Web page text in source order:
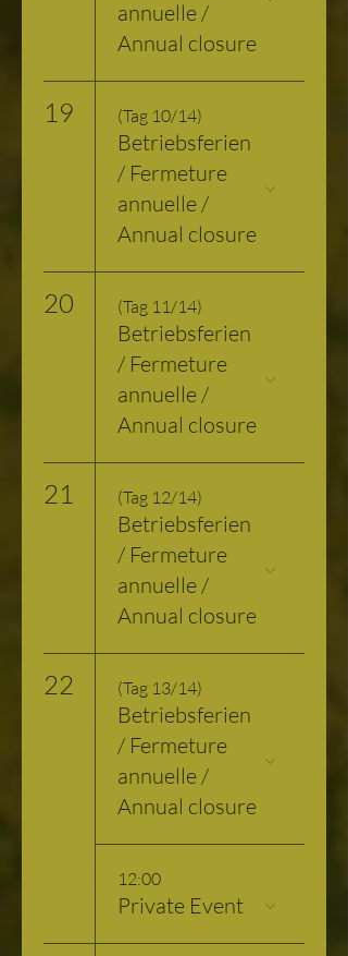
annuelle /
Annual closure
19 (Tag 10/14)
Betriebsferien
/ Fermeture
annuelle /
Annual closure
20 (Tag 11/14)
Betriebsferien
/ Fermeture
annuelle /
Annual closure
21 (Tag 12/14)
Betriebsferien
/ Fermeture
annuelle /
Annual closure
22 (Tag 13/14)
Betriebsferien
/ Fermeture
annuelle /
Annual closure
12:00
Private Event